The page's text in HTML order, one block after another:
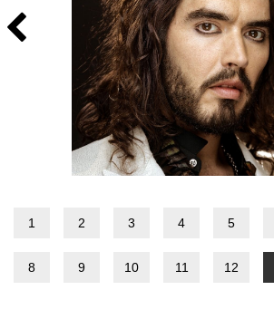
1 2 3 4 5
8 9 10 11 12